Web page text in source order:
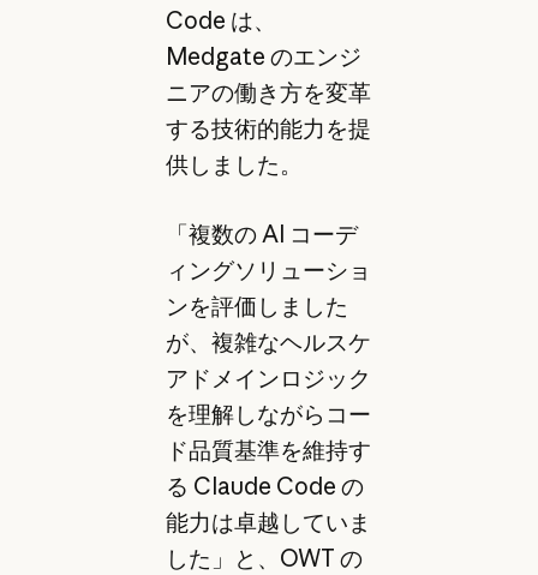
Code は、
Medgate のエンジ
ニアの働き方を変革
する技術的能力を提
供しました。
「複数の AI コーデ
ィングソリューショ
ンを評価しました
が、複雑なヘルスケ
アドメインロジック
を理解しながらコー
ド品質基準を維持す
る Claude Code の
能力は卓越していま
した」と、OWT の